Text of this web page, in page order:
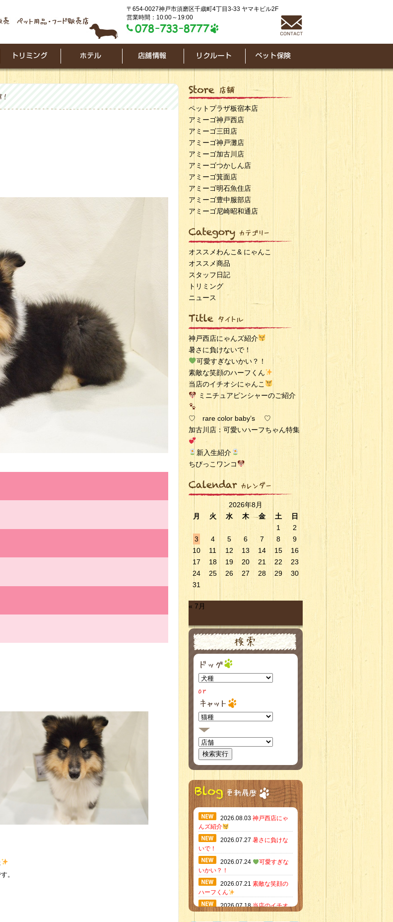
〒654-0027神戸市須磨区千歳町4丁目3-33 ヤマキビル2F
営業時間：10:00～19:00
。
ペットプラザ板宿本店
アミーゴ神戸西店
アミーゴ三田店
アミーゴ神戸灘店
アミーゴ加古川店
アミーゴつかしん店
アミーゴ箕面店
アミーゴ明石魚住店
アミーゴ豊中服部店
アミーゴ尼崎昭和通店
オススメわんこ& にゃんこ
オススメ商品
スタッフ日記
トリミング
ニュース
神戸西店にゃんズ紹介
暑さに負けないで！
可愛すぎないかい？！
素敵な笑顔のハーフくん
当店のイチオシにゃんこ
ミニチュアピンシャーのご紹介
♡ rare color baby’s ♡
加古川店：可愛いハーフちゃん特集
新入生紹介
ちびっこワンコ
2026年8月
月
火 水 木 金 土
日
1
2
3
4 5 6 7 8
9
10
11 12 13 14 15
16
17
18 19 20 21 22
23
24
25 26 27 28 29
30
31
« 7月
2026.08.03 神戸西店にゃ
んズ紹介
2026.07.27 暑さに負けな
いで！
2026.07.24
可愛すぎな
いかい？！
2026.07.21 素敵な笑顔の
ハーフくん
2026.07.18当店のイチオ